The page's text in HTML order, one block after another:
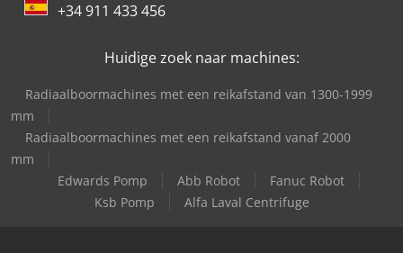
+34 911 433 456
Huidige zoek naar machines:
Radiaalboormachines met een reikafstand van 1300-1999
mm
Radiaalboormachines met een reikafstand vanaf 2000
mm
Edwards Pomp
Abb Robot
Fanuc Robot
Ksb Pomp
Alfa Laval Centrifuge